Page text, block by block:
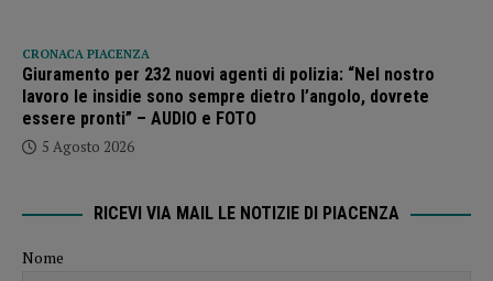
CRONACA PIACENZA
Giuramento per 232 nuovi agenti di polizia: “Nel nostro
lavoro le insidie sono sempre dietro l’angolo, dovrete
essere pronti” – AUDIO e FOTO
5 Agosto 2026
RICEVI VIA MAIL LE NOTIZIE DI PIACENZA
Nome